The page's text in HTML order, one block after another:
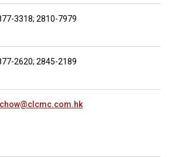
3318; 2810-7979
2620; 2845-2189